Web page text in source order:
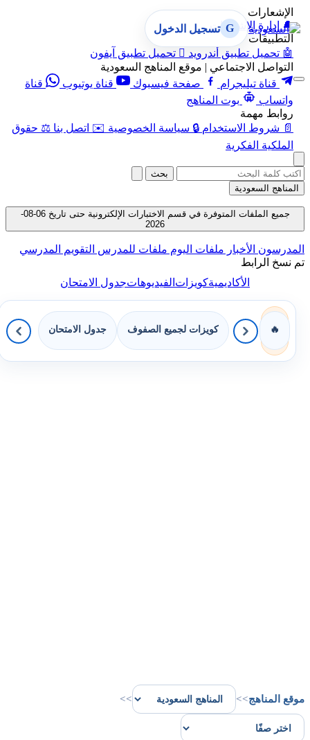
الإشعارات
🔔
إدارة الإشعارات
التطبيقات
🤖 تحميل تطبيق أندرويد  تحميل تطبيق آيفون
التواصل الاجتماعي | موقع المناهج السعودية
قناة تيليجرام
صفحة فيسبوك قناة يوتيوب
قناة
واتساب
بوت المناهج
روابط مهمة
📄 شروط الاستخدام 🔒 سياسة الخصوصية ✉️ اتصل بنا ⚖️ حقوق
الملكية الفكرية
G تسجيل الدخول
بحث
المناهج السعودية
جميع الملفات المتوفرة في قسم الاختبارات الإلكترونية حتى تاريخ 06-08-
2026
المدرسون الأخبار ملفات اليوم ملفات للمدرس التقويم المدرسي
تم نسخ الرابط
الأكاديميةكويزاتالفيديوهاتجدول الامتحان
🔥 كويزات لجميع الصفوف جدول الامتحان
موقع المناهج>>
>>